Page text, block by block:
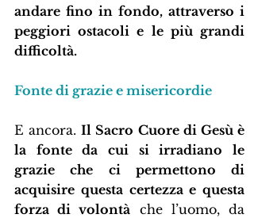
andare fino in fondo, attraverso i
peggiori ostacoli e le più grandi
difficoltà.
Fonte di grazie e misericordie
E ancora. Il Sacro Cuore di Gesù è
la fonte da cui si irradiano le
grazie che ci permettono di
acquisire questa certezza e questa
forza di volontà che l’uomo, da